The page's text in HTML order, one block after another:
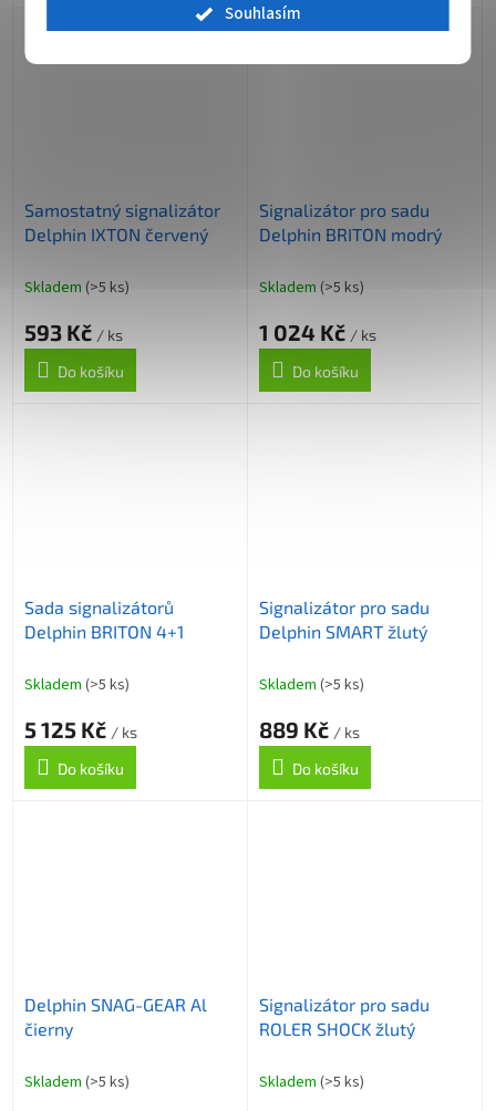
Souhlasím
Samostatný signalizátor
Delphin IXTON červený
Skladem (>5 ks)
593 Kč / ks
Do košíku
Signalizátor pro sadu
Delphin BRITON modrý
Skladem (>5 ks)
1 024 Kč / ks
Do košíku
Sada signalizátorů
Delphin BRITON 4+1
Skladem (>5 ks)
5 125 Kč / ks
Do košíku
Signalizátor pro sadu
Delphin SMART žlutý
Skladem (>5 ks)
889 Kč / ks
Do košíku
Delphin SNAG-GEAR Al
čierny
Skladem (>5 ks)
Signalizátor pro sadu
ROLER SHOCK žlutý
Skladem (>5 ks)